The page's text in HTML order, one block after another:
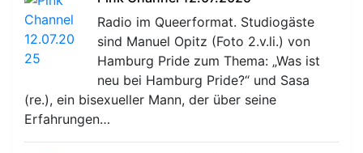
Radio im Queerformat. Studiogäste
sind Manuel Opitz (Foto 2.v.li.) von
Hamburg Pride zum Thema: „Was ist
neu bei Hamburg Pride?“ und Sasa
(re.), ein bisexueller Mann, der über seine
Erfahrungen…